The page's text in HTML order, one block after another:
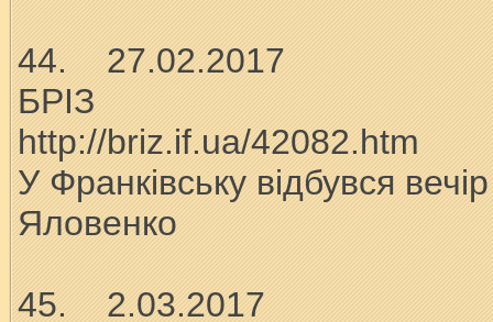
44. 27.02.2017
БРІЗ
http://briz.if.ua/42082.htm
У Франківську відбувся
Яловенко
45. 2.03.2017